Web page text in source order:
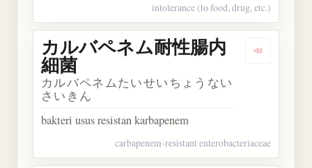
intolerance (to food, drug, etc.)
カルバペネム耐性腸内
細菌
カルバペネムたいせいちょうない
さいきん
bakteri usus resistan karbapenem
carbapenem-resistant enterobacteriaceae